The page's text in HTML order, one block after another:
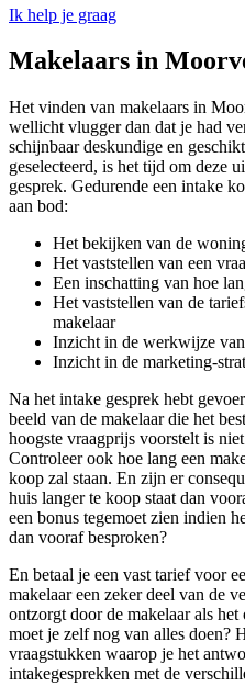
Ik help je graag
Makelaars in
Het vinden van makelaars in
wellicht vlugger dan dat je had
schijnbaar deskundige en
geselecteerd, is het tijd om deze
gesprek. Gedurende een intake
aan bod:
Het bekijken van de
Het vaststellen van een
Een inschatting van hoe
Het vaststellen van de
makelaar
Inzicht in de werkwijze
Inzicht in de marketing-
Na het intake gesprek hebt
beeld van de makelaar die het
hoogste vraagprijs voorstelt is
Controleer ook hoe lang een
koop zal staan. En zijn er
huis langer te koop staat dan
een bonus tegemoet zien indien
dan vooraf besproken?
En betaal je een vast tarief voor
makelaar een zeker deel van de
ontzorgt door de makelaar als
moet je zelf nog van alles doen?
vraagstukken waarop je het
intakegesprekken met de